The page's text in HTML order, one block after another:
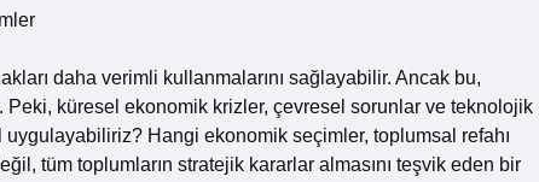
daha verimli kullanmalarını sağlayabilir. Ancak bu,
küresel ekonomik krizler, çevresel sorunlar ve teknolojik
uygulayabiliriz? Hangi ekonomik seçimler, toplumsal refahı
tüm toplumların stratejik kararlar almasını teşvik eden bir